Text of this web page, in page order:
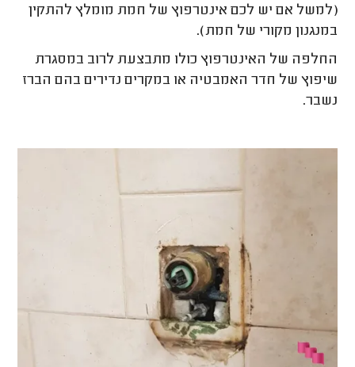
(למשל אם יש לכם אינטרפוץ של חמת מומלץ להתקין
במנגנון מקורי של חמת).
החלפה של האינטרפוץ כולו מתבצעת לרוב במסגרת
שיפוץ של חדר האמבטיה או במקרים נדירים בהם הברז
נשבר.